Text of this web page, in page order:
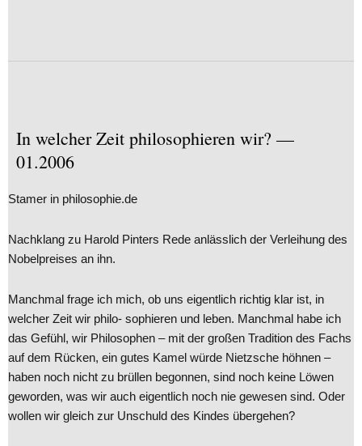
In welcher Zeit philosophieren wir? —
01.2006
Stamer in philosophie.de
Nachklang zu Harold Pinters Rede anlässlich der Verleihung des
Nobelpreises an ihn.
Manchmal frage ich mich, ob uns eigentlich richtig klar ist, in
welcher Zeit wir philo- sophieren und leben. Manchmal habe ich
das Gefühl, wir Philosophen – mit der großen Tradition des Fachs
auf dem Rücken, ein gutes Kamel würde Nietzsche höhnen –
haben noch nicht zu brüllen begonnen, sind noch keine Löwen
geworden, was wir auch eigentlich noch nie gewesen sind. Oder
wollen wir gleich zur Unschuld des Kindes übergehen?